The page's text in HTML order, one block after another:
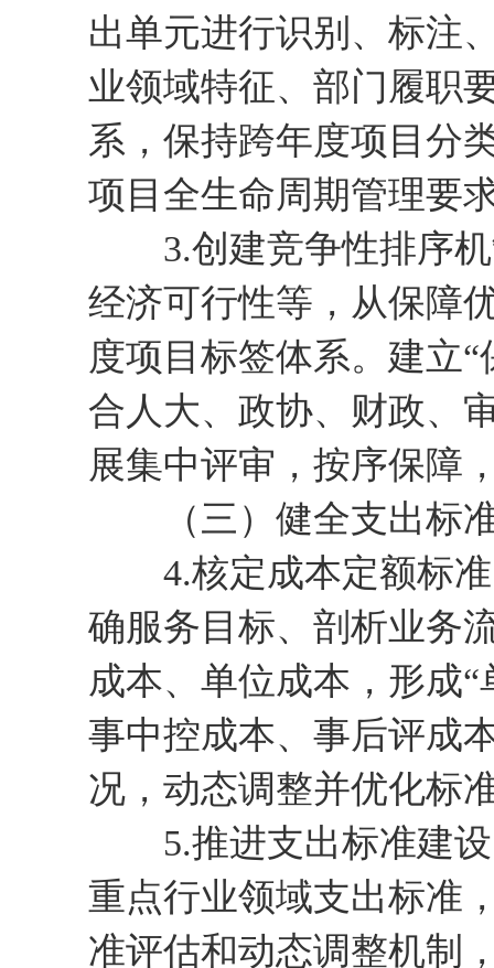
出单元进行识别、标注
业领域特征、部门履职
系，保持跨年度项目分
项目全生命周期管理要
3.创建竞争性排序机
经济可行性等，从保障
度项目标签体系。建立
合人大、政协、财政、
展集中评审，按序保障
（三）健全支出标
4.核定成本定额标准
确服务目标、剖析业务
成本、单位成本，形成
事中控成本、事后评成
况，动态调整并优化标
5.推进支出标准建设
重点行业领域支出标准
准评估和动态调整机制